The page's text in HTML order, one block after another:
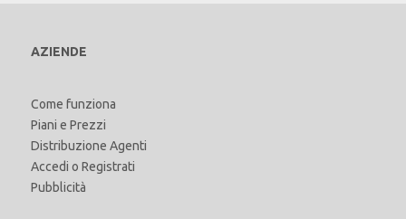
AZIENDE
Come funziona
Piani e Prezzi
Distribuzione Agenti
Accedi o Registrati
Pubblicità